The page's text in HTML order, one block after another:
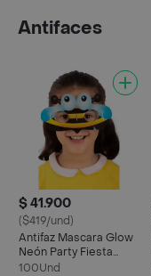
Antifaces
$ 41.900
($419/und)
Antifaz Mascara Glow
Neón Party Fiesta
Hora Loca X 6 Unidad
100Und